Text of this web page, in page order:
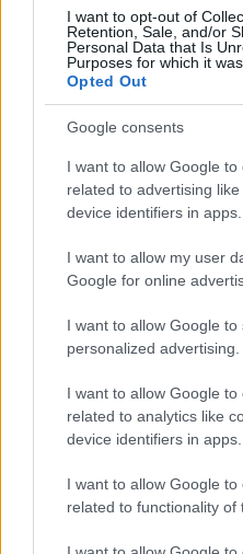
I want to opt-out of
Retention, Sale, and/or
Personal Data that Is
Purposes for which it
Opted Out
Google consents
I want to allow Google to
related to advertising
device identifiers in apps.
I want to allow my user
Google for online
I want to allow Google to
personalized advertising.
I want to allow Google to
related to analytics like
device identifiers in apps.
I want to allow Google to
related to functionality of
megosztás forrás eljegyzés
megfogalmazás
Ajánlott bejegyzések:
Tökéletes
Krausz
Megszületett